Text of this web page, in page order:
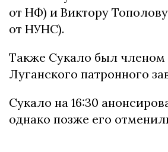
от НФ) и Виктору
от НУНС).
Также Сукало был членом
Луганского патронного
Сукало на 16:30
однако позже его